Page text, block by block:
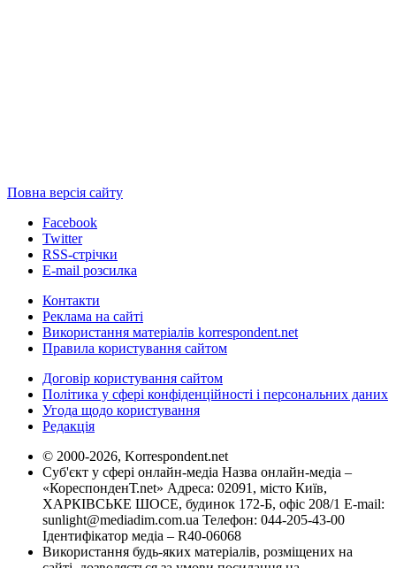
Повна версія сайту
Facebook
Twitter
RSS-стрічки
E-mail розсилка
Контакти
Реклама на сайті
Використання матеріалів korrespondent.net
Правила користування сайтом
Договір користування сайтом
Політика у сфері конфіденційності і персональних даних
Угода щодо користування
Редакція
© 2000-2026, Korrespondent.net
Суб'єкт у сфері онлайн-медіа Назва онлайн-медіа –
«КореспонденТ.net» Адреса: 02091, місто Київ,
ХАРКІВСЬКЕ ШОСЕ, будинок 172-Б, офіс 208/1 E-mail:
sunlight@mediadim.com.ua Телефон: 044-205-43-00
Ідентифікатор медіа – R40-06068
Використання будь-яких матеріалів, розміщених на